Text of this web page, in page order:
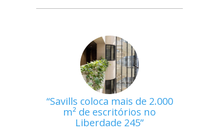
Savills coloca mais de 2.000
m² de escritórios no
Liberdade 245